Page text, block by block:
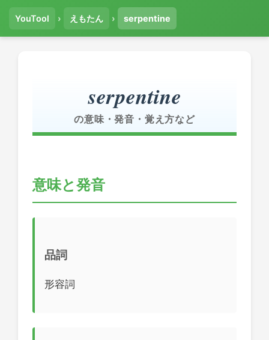
YouTool › えもたん › serpentine
serpentine
の意味・発音・覚え方など
意味と発音
品詞
形容詞